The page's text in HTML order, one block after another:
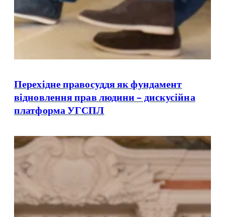
Перехідне правосуддя як фундамент
відновлення прав людини – дискусійна
платформа УГСПЛ